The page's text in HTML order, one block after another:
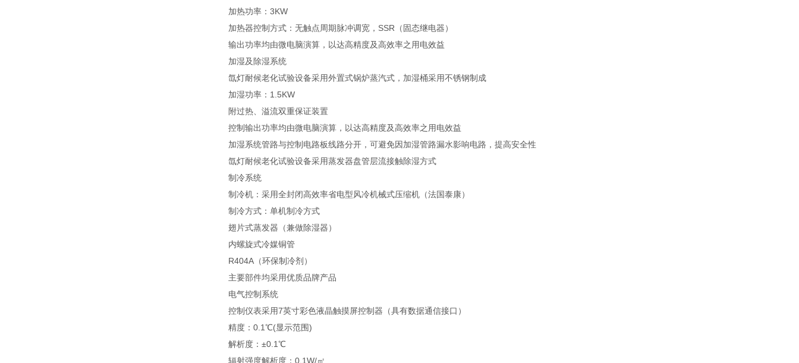
加热功率：3KW
加热器控制方式：无触点周期脉冲调宽，SSR（固态继电器）
输出功率均由微电脑演算，以达高精度及高效率之用电效益
加湿及除湿系统
氙灯耐候老化试验设备采用外置式锅炉蒸汽式，加湿桶采用不锈钢制成
加湿功率：1.5KW
附过热、溢流双重保证装置
控制输出功率均由微电脑演算，以达高精度及高效率之用电效益
加湿系统管路与控制电路板线路分开，可避免因加湿管路漏水影响电路，提高安全性
氙灯耐候老化试验设备采用蒸发器盘管层流接触除湿方式
制冷系统
制冷机：采用全封闭高效率省电型风冷机械式压缩机（法国泰康）
制冷方式：单机制冷方式
翅片式蒸发器（兼做除湿器）
内螺旋式冷媒铜管
R404A（环保制冷剂）
主要部件均采用优质品牌产品
电气控制系统
控制仪表采用7英寸彩色液晶触摸屏控制器（具有数据通信接口）
精度：0.1℃(显示范围)
解析度：±0.1℃
辐射强度解析度：0.1W/㎡